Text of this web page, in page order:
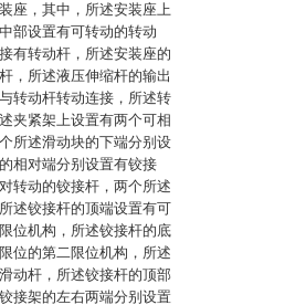
座，其中，所述安装座上
部设置有可转动的转动
有转动杆，所述安装座的
，所述液压伸缩杆的输出
转动杆转动连接，所述转
夹紧架上设置有两个可相
所述滑动块的下端分别设
相对端分别设置有铰接
转动的铰接杆，两个所述
述铰接杆的顶端设置有可
位机构，所述铰接杆的底
位的第二限位机构，所述
动杆，所述铰接杆的顶部
接架的左右两端分别设置